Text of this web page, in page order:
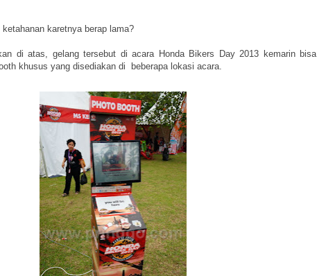
karetnya berap lama?
di atas, gelang tersebut di acara Honda Bikers Day 2013 kemarin bisa
khusus yang disediakan di beberapa lokasi acara.